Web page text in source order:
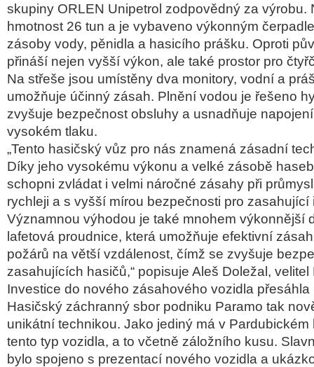
skupiny ORLEN Unipetrol zodpovědný za výrobu.
hmotnost 26 tun a je vybaveno výkonným
zásoby vody, pěnidla a hasicího prášku. Oproti
přináší nejen vyšší výkon, ale také prostor pro
Na střeše jsou umístěny dva monitory, vodní a
umožňuje účinný zásah. Plnění vodou je řešeno
zvyšuje bezpečnost obsluhy a usnadňuje
vysokém tlaku.
„Tento hasičský vůz pro nás znamená zásadní
Díky jeho vysokému výkonu a velké zásobě
schopni zvládat i velmi náročné zásahy při
rychleji a s vyšší mírou bezpečnosti pro zasahující
Významnou výhodou je také mnohem výkonnější
lafetová proudnice, která umožňuje efektivní
požárů na větší vzdálenost, čímž se zvyšuje
zasahujících hasičů,“ popisuje Aleš Doležal, velitel
Investice do nového zásahového vozidla přesáhla
Hasičský záchranný sbor podniku Paramo tak
unikátní technikou. Jako jediný má v Pardubickém
tento typ vozidla, a to včetně záložního kusu.
bylo spojeno s prezentací nového vozidla a